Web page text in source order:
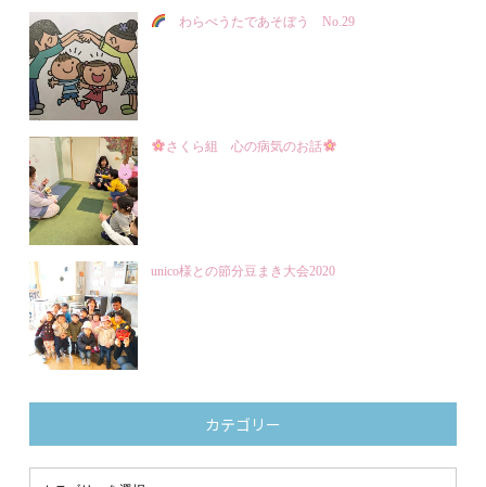
わらべうたであそぼう No.29
さくら組 心の病気のお話
unico様との節分豆まき大会2020
カテゴリー